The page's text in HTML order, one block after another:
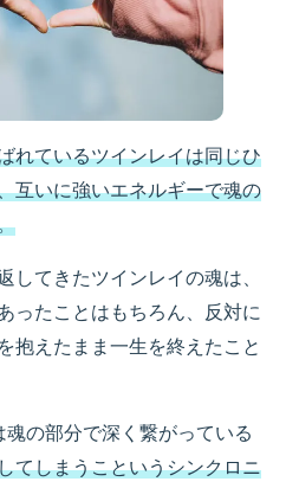
れているツインレイは同じひ
互いに強いエネルギーで魂の
してきたツインレイの魂は、
ったことはもちろん、反対に
抱えたまま一生を終えたこと
の部分で深く繋がっている
てしまうこというシンクロニ